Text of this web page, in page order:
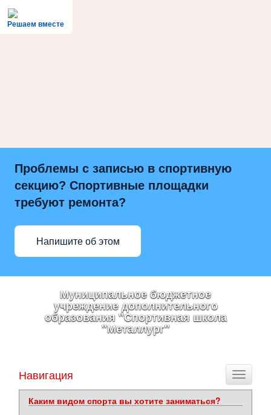
Решаем вместе
Проблемы с записью в спортивную
секцию? Спортивные площадки
требуют ремонта?
Напишите об этом
Муниципальное бюджетное
учреждение дополнительного
образования "Спортивная школа
"Металлург"
Toggle
Навигация
Каким видом спорта вы хотите заниматься?